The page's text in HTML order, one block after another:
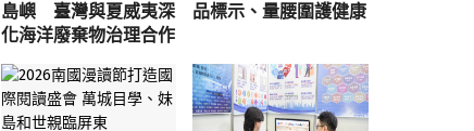
島嶼 臺灣與夏威夷深
化海洋廢棄物治理合作
品標示、量腰圍護健康